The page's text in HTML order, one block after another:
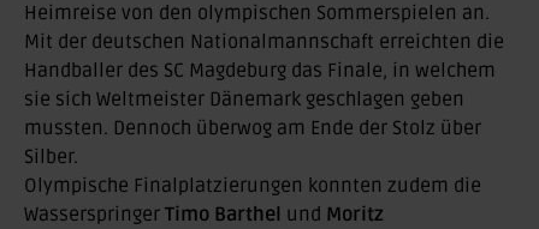
Heimreise von den olympischen Sommerspielen an.
Mit der deutschen Nationalmannschaft erreichten die
Handballer des SC Magdeburg das Finale, in welchem
sie sich Weltmeister Dänemark geschlagen geben
mussten. Dennoch überwog am Ende der Stolz über
Silber.
Olympische Finalplatzierungen konnten zudem die
Wasserspringer Timo Barthel und Moritz